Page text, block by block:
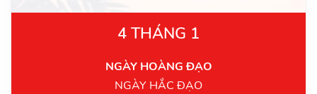
4 THÁNG 1
NGÀY HOÀNG ĐẠO
NGÀY HẮC ĐẠO